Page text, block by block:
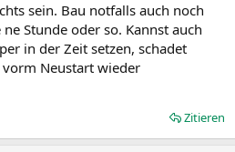
sein. Bau notfalls auch noch
Stunde oder so. Kannst auch
in der Zeit setzen, schadet
Neustart wieder
Zitieren